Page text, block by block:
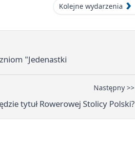
Kolejne wydarzenia
"Jedenastki
Następny >>
tytuł Rowerowej Stolicy Polski?